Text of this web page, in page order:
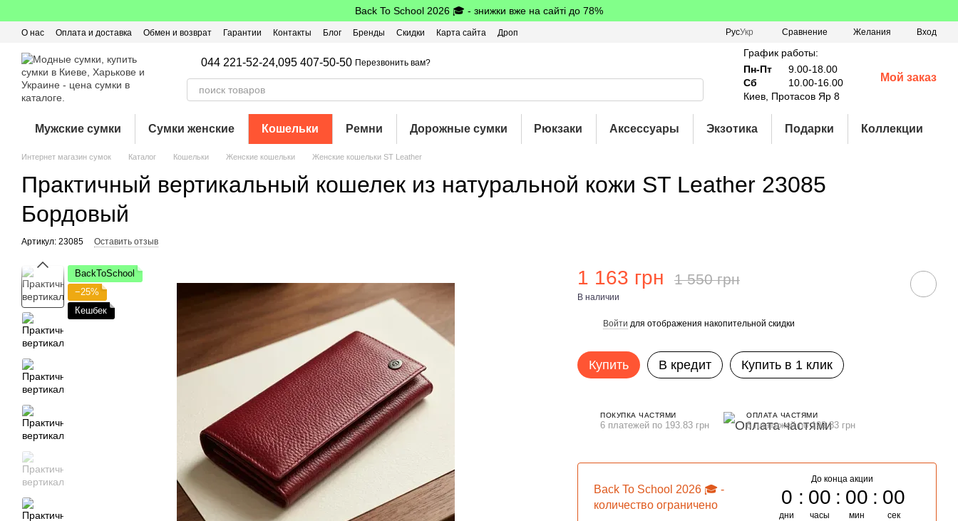
Back To School 2026 🎓 - знижки вже на сайті до 78%
О нас Оплата и доставка Обмен и возврат Гарантии Контакты Блог Бренды Скидки Карта сайта
Дроп
РусУкр Сравнение Желания Вход
044 221-52-24,095 407-50-50 Перезвонить вам?
График работы:
Пн-Пт
9.00-18.00
Сб
10.00-16.00
Киев, Протасов Яр 8
Мой заказ
Мужские сумки Сумки женские Кошельки Ремни Дорожные сумки Рюкзаки Аксессуары Экзотика Подарки Коллекции
Интернет магазин сумок Каталог Кошельки Женские кошельки Женские кошельки ST Leather
Практичный вертикальный кошелек из натуральной кожи ST Leather 23085
Бордовый
Артикул: 23085 Оставить отзыв
BackToSchool
−25%
Кешбек
1 163 грн 1 550 грн
В наличии
Войти для отображения накопительной скидки
Купить В кредит Купить в 1 клик
ПОКУПКА ЧАСТЯМИ
6 платежей по 193.83 грн
ОПЛАТА ЧАСТЯМИ
6 платежей по 193.83 грн
Back To School 2026 🎓 -
количество ограничено
До конца акции
0
дни
00
часы
00
мин
00
сек